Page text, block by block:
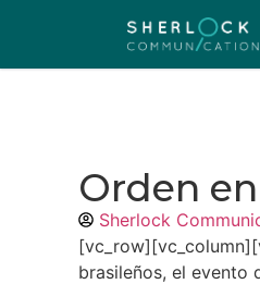
Orden
Sherlock
brasileños, el evento